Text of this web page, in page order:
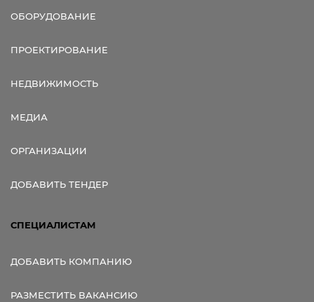
ОБОРУДОВАНИЕ
ПРОЕКТИРОВАНИЕ
НЕДВИЖИМОСТЬ
МЕДИА
ОРГАНИЗАЦИИ
ДОБАВИТЬ ТЕНДЕР
СПЕЦИАЛИСТАМ
ДОБАВИТЬ КОМПАНИЮ
РАЗМЕСТИТЬ ВАКАНСИЮ